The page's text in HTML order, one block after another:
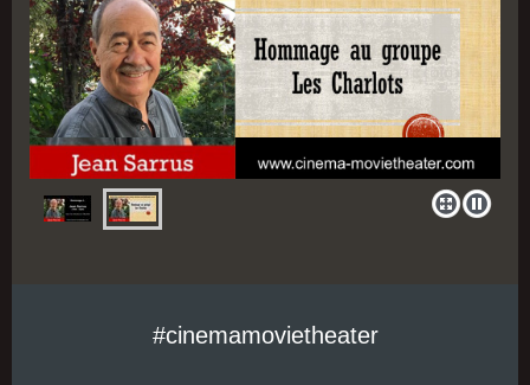
#cinemamovietheater